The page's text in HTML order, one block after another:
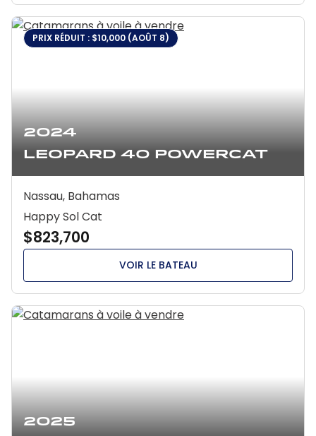
2024
Leopard 40 Powercat
PRIX RÉDUIT : $10,000 (AOÛT 8)
Nassau, Bahamas
Happy Sol Cat
$823,700
VOIR LE BATEAU
2025